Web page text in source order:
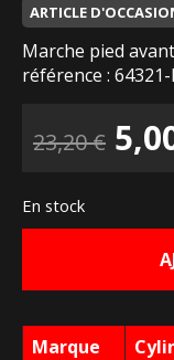
ARTICLE
Marche pied
référence : 64321-
23,20€ Le
En stock
Marque